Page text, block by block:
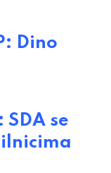
Dino
SDA se